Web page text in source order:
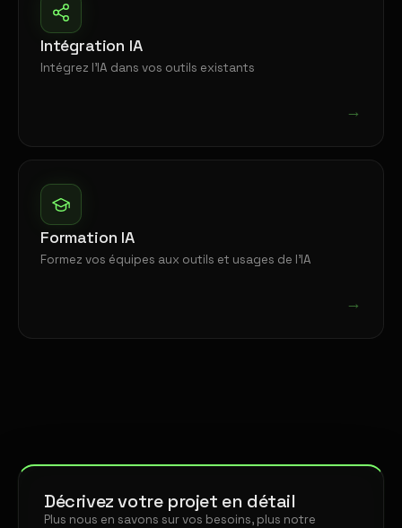
Intégration IA
Intégrez l'IA dans vos outils existants
→
Formation IA
Formez vos équipes aux outils et usages de l'IA
→
Décrivez votre projet en détail
Plus nous en savons sur vos besoins, plus notre